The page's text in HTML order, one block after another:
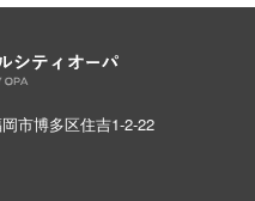
市博多区住吉1-2-22